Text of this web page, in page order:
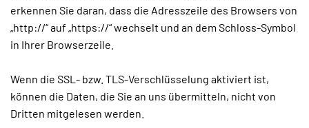
erkennen Sie daran, dass die Adresszeile des Browsers von
„http://“ auf „https://“ wechselt und an dem Schloss-Symbol
in Ihrer Browserzeile.
Wenn die SSL- bzw. TLS-Verschlüsselung aktiviert ist,
können die Daten, die Sie an uns übermitteln, nicht von
Dritten mitgelesen werden.